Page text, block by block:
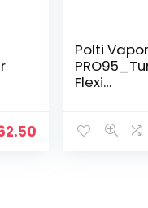
Polti
Flexi